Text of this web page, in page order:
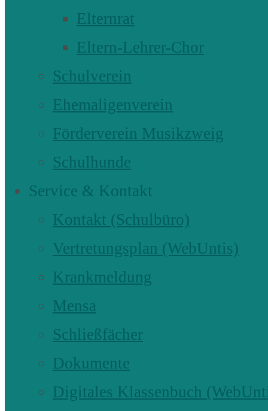
Elternrat
Eltern-Lehrer-Chor
Schulverein
Ehemaligenverein
Förderverein Musikzweig
Schulhunde
Service & Kontakt
Kontakt (Schulbüro)
Vertretungsplan (WebUntis)
Krankmeldung
Mensa
Schließfächer
Dokumente
Digitales Klassenbuch